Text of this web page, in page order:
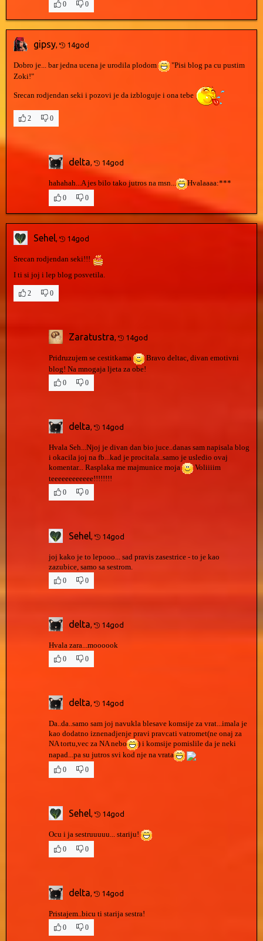
0
0
gipsy 14god
Dobro je... bar jedna ucena je urodila plodom
"Pisi blog pa cu pustim
Zoki!"
Srecan rodjendan seki i pozovi je da izbloguje i ona tebe
2 0
delta 14god
hahahah...A jes bilo tako jutros na msn...
Hvalaaaa:***
0
0
Sehel 14god
Srecan rodjendan seki!!!
I ti si joj i lep blog posvetila.
2 0
Zaratustra 14god
Pridruzujem se cestitkama
Bravo deltac, divan emotivni
blog! Na mnogaja ljeta za obe!
0
0
delta 14god
Hvala Seh...Njoj je divan dan bio juce..danas sam napisala blog
i okacila joj na fb...kad je procitala..samo je usledio ovaj
komentar... Rasplaka me majmunice moja
Voliiiim
teeeeeeeeeeee!!!!!!!!
0
0
Sehel 14god
joj kako je to lepooo... sad pravis zasestrice - to je kao
zazubice, samo sa sestrom.
0
0
delta 14god
Hvala zara...moooook
0
0
delta 14god
Da..da..samo sam joj navukla blesave komsije za vrat...imala je
kao dodatno iznenadjenje pravi pravcati vatromet(ne onaj za
NA tortu,vec za NA nebo
) i komsije pomislile da je neki
napad...pa su jutros svi kod nje na vrata
0
0
Sehel 14god
Ocu i ja sestruuuuu... stariju!
0
0
delta 14god
Pristajem..bicu ti starija sestra!
0
0